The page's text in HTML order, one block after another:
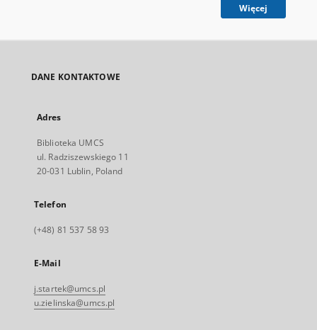
Więcej
DANE KONTAKTOWE
Adres
Biblioteka UMCS
ul. Radziszewskiego 11
20-031 Lublin, Poland
Telefon
(+48) 81 537 58 93
E-Mail
j.startek@umcs.pl
u.zielinska@umcs.pl